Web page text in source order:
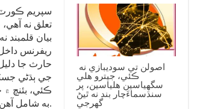
ڪئي، جيترو هلي
سگهياسين هلياسين، پر
سنڌسماءَچار بند نه ٿيڻ
گهرجي
سپريم ڪورٽ
تعلق نه
بيان
ريفرنس
حارث جا
جي ٻڌڻي
ڪئي، بئنچ
به شامل آهن.